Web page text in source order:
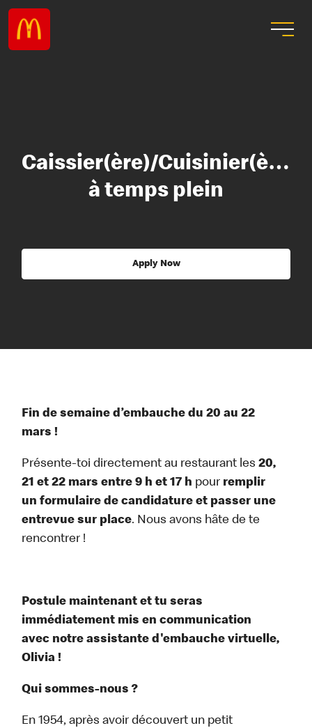
Caissier(ère)/Cuisinier(ère)
à temps plein
Apply Now
Fin de semaine d’embauche du 20 au 22
mars !
Présente-toi directement au restaurant les20,
21 et 22 mars entre 9 h et 17 h pour remplir
un formulaire de candidature et passer une
entrevue sur place. Nous avons hâte de te
rencontrer !
Postule maintenant et tu seras
immédiatement mis en communication
avec notre assistante d'embauche virtuelle,
Olivia !
Qui sommes-nous ?
En 1954, après avoir découvert un petit